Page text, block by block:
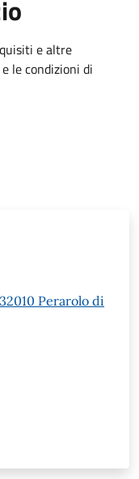
e altre
le condizioni di
Perarolo di